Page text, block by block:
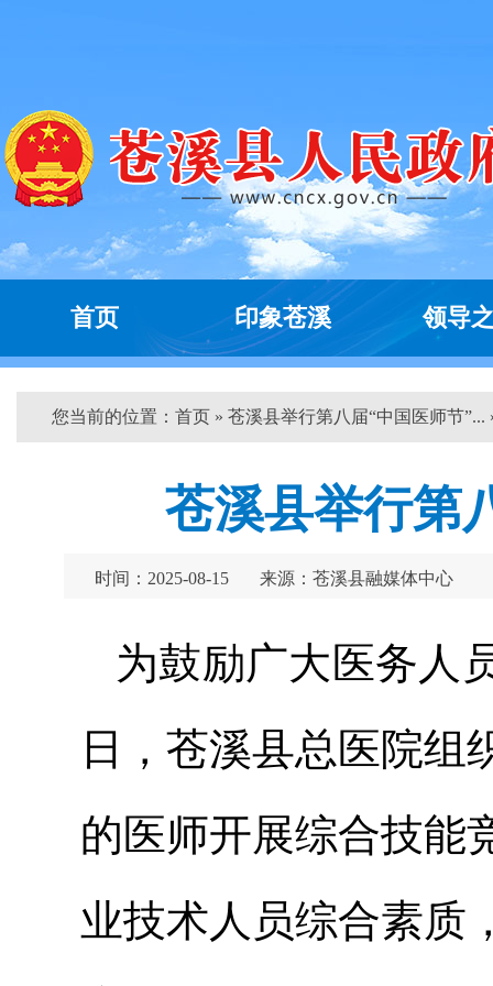
首页 印象苍溪 领导
您当前的位置： 首页 » 苍溪县举行第八届“中国医师节”...
苍溪县举行第
时间：2025-08-15 来源：苍溪县融媒体中心
为鼓励广大医务人
日，苍溪县总医院组
的医师开展综合技能
业技术人员综合素质